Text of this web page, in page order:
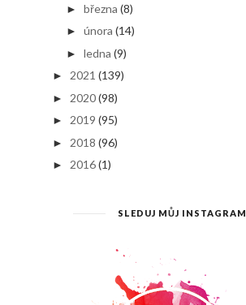
► března (8)
► února (14)
► ledna (9)
► 2021 (139)
► 2020(98)
► 2019 (95)
► 2018 (96)
► 2016(1)
SLEDUJ MŮJ INSTAGRAM